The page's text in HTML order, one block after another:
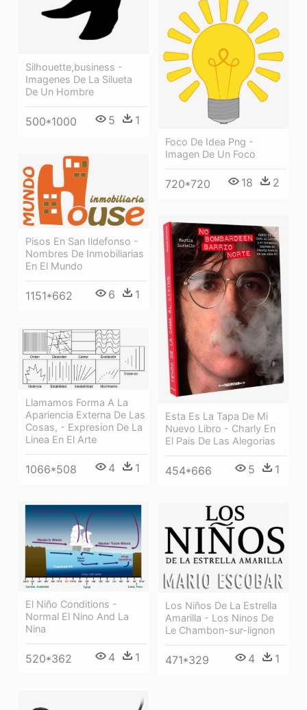
Silhouette,business -
Imagenes De La Silueta
De Un Hombre
500*1000 5 1
Foco De Idea Png -
Imagen De Un Foco
720*720 18 2
Pisos En San Ildefonso -
Nombres De Inmobiliarias
En El Mundo
1151*662 6 1
Esta Es La Tapa De Mi
Nuevo Libro - Charly En
El Pais De Las Alegorias
454*666 5 1
Llamamos Forma A La
Apariencia Externa De Las
Cosas, - Expresion De La
Linea En El Arte
1066*508 4 1
El Niño Conditions -
Normal El Nino And La
Nina
520*362 4 1
Los Niños De La Estrella
Amarilla - Los Ninos De
Le Chambon-sur-lignon
471*329 4 1